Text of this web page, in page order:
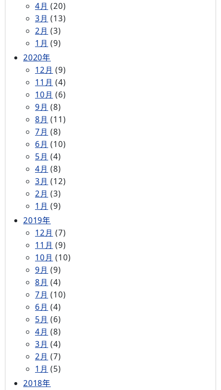
4月 (20)
3月 (13)
2月 (3)
1月 (9)
2020年
12月 (9)
11月 (4)
10月 (6)
9月 (8)
8月 (11)
7月 (8)
6月 (10)
5月 (4)
4月 (8)
3月 (12)
2月 (3)
1月 (9)
2019年
12月 (7)
11月 (9)
10月 (10)
9月 (9)
8月 (4)
7月 (10)
6月 (4)
5月 (6)
4月 (8)
3月 (4)
2月 (7)
1月 (5)
2018年